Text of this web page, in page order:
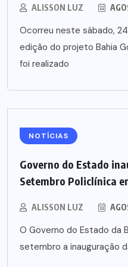
ALISSON LUZ
Ocorreu neste sábado,
edição do projeto Bahia
foi realizado
NOTÍCIAS
Governo do Estado
Setembro Policlínica
ALISSON LUZ
O Governo do Estado da
setembro a inauguração